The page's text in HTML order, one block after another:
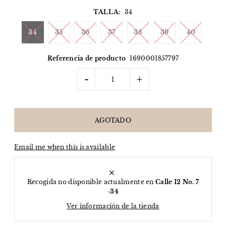
TALLA: 34
34 35 36 37 38 39 40
Referencia de producto 1690001857797
- +
Email me when this is available
Recogida no disponible actualmente enCalle 12 No. 7
-34
Ver información de la tienda